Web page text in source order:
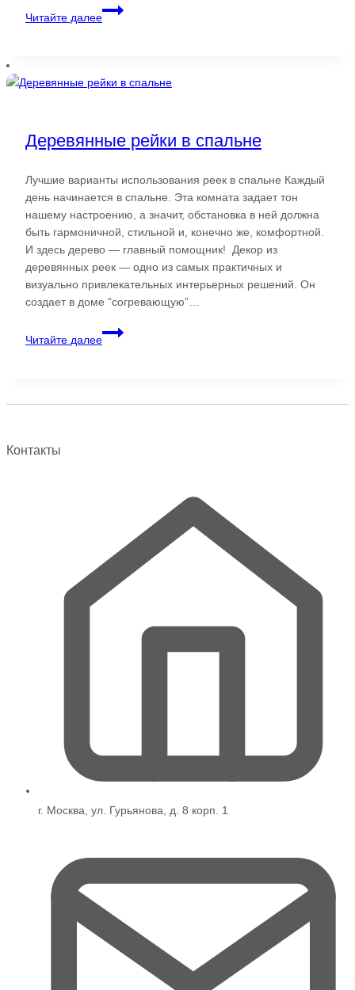
Читайте далее
Скидки
на
панели
Деревянные рейки в спальне
Лучшие варианты использования реек в спальне Каждый
день начинается в спальне. Эта комната задает тон
нашему настроению, а значит, обстановка в ней должна
быть гармоничной, стильной и, конечно же, комфортной.
И здесь дерево — главный помощник! Декор из
деревянных реек — одно из самых практичных и
визуально привлекательных интерьерных решений. Он
создает в доме “согревающую”…
Читайте далее
Деревянные
рейки
Контакты
г. Москва, ул. Гурьянова, д. 8 корп. 1